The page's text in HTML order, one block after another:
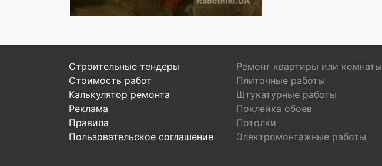
Строительные тендеры
Стоимость работ
Калькулятор ремонта
Реклама
Правила
Пользовательское соглашение
Ремонт квартиры или комнаты
Плиточные работы
Штукатурные работы
Поклейка обоев
Потолки
Электромонтажные работы